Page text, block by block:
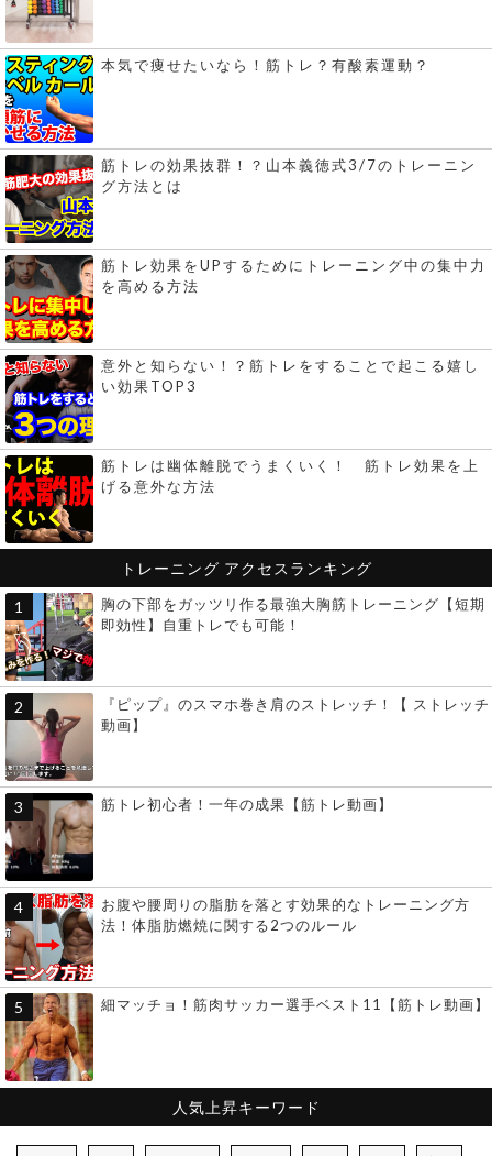
本気で痩せたいなら！筋トレ？有酸素運動？
筋トレの効果抜群！？山本義徳式3/7のトレーニン
グ方法とは
筋トレ効果をUPするためにトレーニング中の集中力
を高める方法
意外と知らない！？筋トレをすることで起こる嬉し
い効果TOP3
筋トレは幽体離脱でうまくいく！ 筋トレ効果を上
げる意外な方法
トレーニング アクセスランキング
胸の下部をガッツリ作る最強大胸筋トレーニング【短期
即効性】自重トレでも可能！
『ピップ』のスマホ巻き肩のストレッチ！【 ストレッチ
動画】
筋トレ初心者！一年の成果【筋トレ動画】
お腹や腰周りの脂肪を落とす効果的なトレーニング方
法！体脂肪燃焼に関する2つのルール
細マッチョ！筋肉サッカー選手ベスト11【筋トレ動画】
人気上昇キーワード